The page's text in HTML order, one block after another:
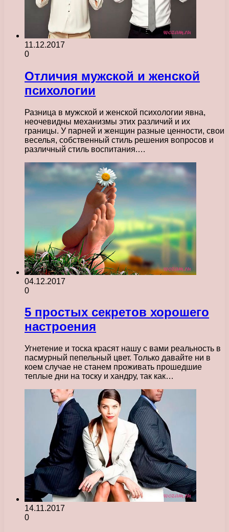
11.12.2017
0
Отличия мужской и женской
психологии
Разница в мужской и женской психологии явна,
неочевидны механизмы этих различий и их
границы. У парней и женщин разные ценности, свои
веселья, собственный стиль решения вопросов и
различный стиль воспитания.…
04.12.2017
0
5 простых секретов хорошего
настроения
Угнетение и тоска красят нашу с вами реальность в
пасмурный пепельный цвет. Только давайте ни в
коем случае не станем проживать прошедшие
теплые дни на тоску и хандру, так как…
14.11.2017
0